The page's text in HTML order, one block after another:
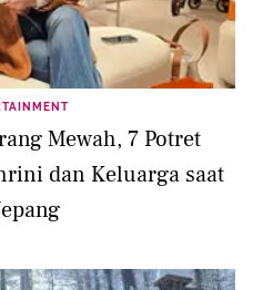
Mewah, 7 Potret
dan Keluarga saat